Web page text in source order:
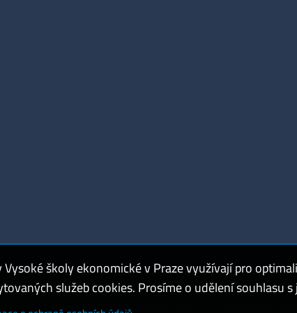
Cookies a ochrana osobních údajů
Vysoké školy ekonomické v Praze využívají pro
služeb cookies. Prosíme o udělení souhlasu